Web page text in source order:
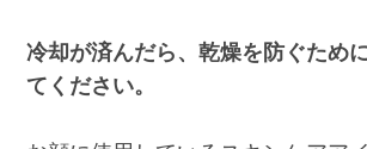
冷却が済んだら、乾燥を防ぐため
てください。